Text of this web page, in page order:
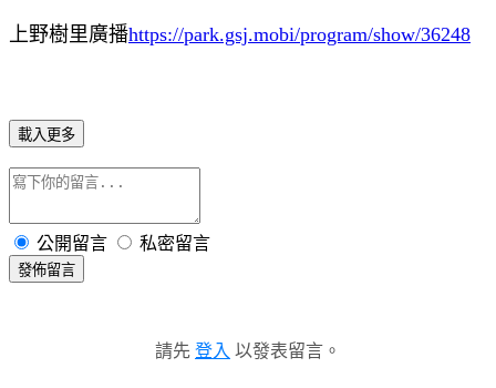
上野樹里廣播https://park.gsj.mobi/program/show/36248
載入更多
公開留言 私密留言
發佈留言
請先 登入 以發表留言。